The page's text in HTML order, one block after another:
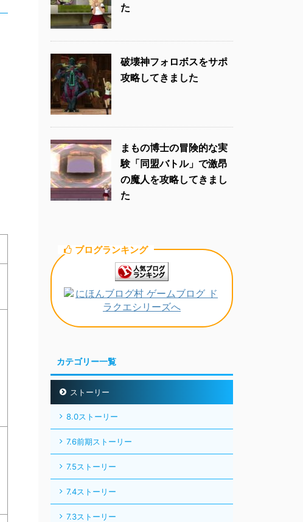
た
破壊神フォロボスをサポ
攻略してきました
まもの博士の冒険的な実
験「同盟バトル」で激昂
の魔人を攻略してきまし
た
ブログランキング
カテゴリー一覧
ストーリー
8.0ストーリー
7.6前期ストーリー
7.5ストーリー
7.4ストーリー
7.3ストーリー